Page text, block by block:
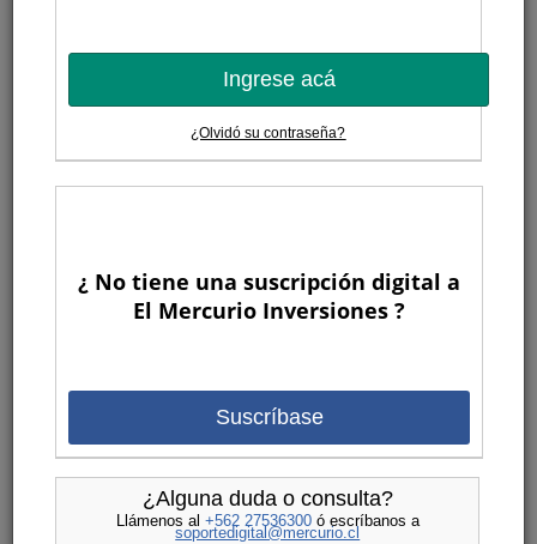
Ingrese acá
¿Olvidó su contraseña?
¿ No tiene una suscripción digital a
El Mercurio Inversiones ?
Suscríbase
¿Alguna duda o consulta?
Llámenos al +562 27536300ó escríbanos a
soportedigital@mercurio.cl